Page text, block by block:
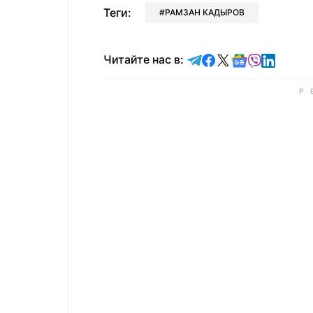
Теги: РАМЗАН КАДЫРОВ
Читайте нас в: Читайте в Telegram
Читайте в
Читайте в X
Читайте в
Читайте